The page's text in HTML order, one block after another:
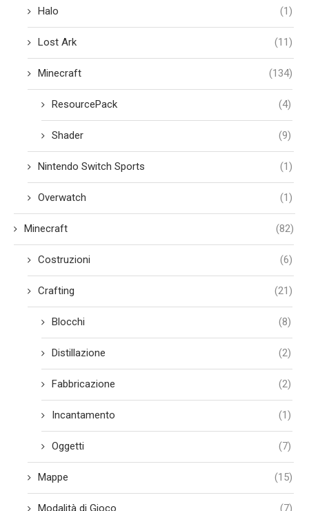
Halo (1)
Lost Ark (11)
Minecraft (134)
ResourcePack (4)
Shader (9)
Nintendo Switch Sports (1)
Overwatch (1)
Minecraft (82)
Costruzioni (6)
Crafting (21)
Blocchi (8)
Distillazione (2)
Fabbricazione (2)
Incantamento (1)
Oggetti (7)
Mappe (15)
Modalità di Gioco (7)